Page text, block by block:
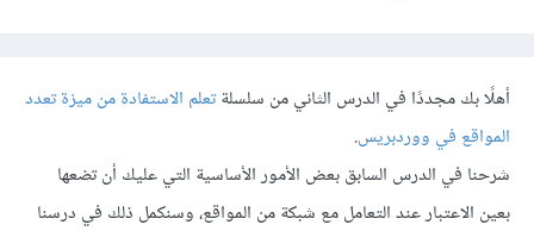
أهلًا بك مجددًا في الدرس الثاني من سلسلةتعلم الاستفادة من ميزة تعدد
المواقع في ووردبريس.
شرحنا في الدرس السابق بعض الأمور الأساسية التي عليك أن تضعها
بعين الاعتبار عند التعامل مع شبكة من المواقع، وسنكمل ذلك في درسنا